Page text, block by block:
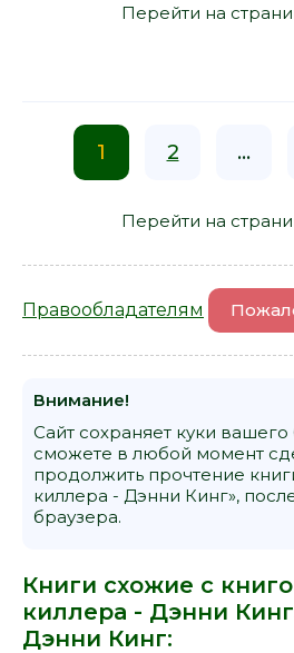
Перейти на
1 2 ...
Перейти на
Правообладателям
Внимание!
Сайт сохраняет куки
сможете в любой момент
продолжить прочтение
киллера - Дэнни Кинг»,
браузера.
Книги схожие с
киллера - Дэнни
Дэнни Кинг: